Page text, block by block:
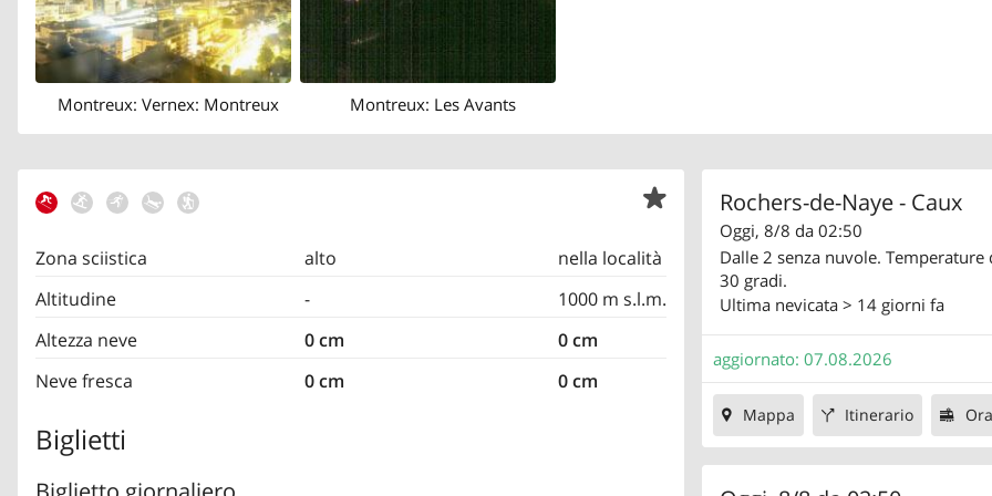
Montreux: Vernex: Montreux Montreux: Les Avants
Zona sciistica alto
nella località
Altitudine
-
1000 m s.l.m.
Altezza neve
0 cm
0 cm
Neve fresca
0 cm 0 cm
Biglietti
Rochers-de-Naye - Caux
Oggi, 8/8 da 02:50
Dalle 2 senza nuvole.
30 gradi.
Ultima nevicata > 14 giorni fa
aggiornato: 07.08.2026
Mappa Itinerario